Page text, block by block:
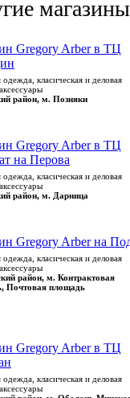
Gregory Arber в ТЦ
класическая и деловая
район, м. Позняки
Gregory Arber в ТЦ
на Перова
класическая и деловая
район, м. Дарница
Gregory Arber на
класическая и деловая
район, м. Контрактовая
Почтовая площадь
Gregory Arber в ТЦ
класическая и деловая